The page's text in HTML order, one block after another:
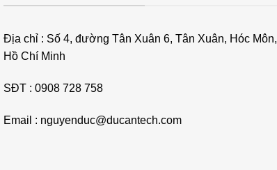
Địa chỉ : Số 4, đường Tân Xuân 6, Tân Xuân, Hóc Môn,
Hồ Chí Minh
SĐT : 0908 728 758
Email : nguyenduc@ducantech.com